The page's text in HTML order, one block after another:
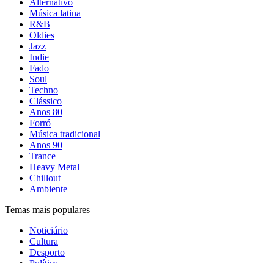
Alternativo
Música latina
R&B
Oldies
Jazz
Indie
Fado
Soul
Techno
Clássico
Anos 80
Forró
Música tradicional
Anos 90
Trance
Heavy Metal
Chillout
Ambiente
Temas mais populares
Noticiário
Cultura
Desporto